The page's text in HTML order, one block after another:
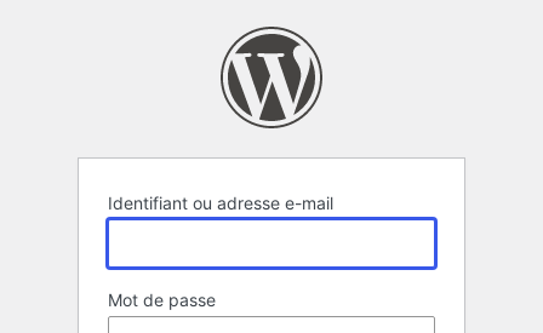
Identifiant ou adresse e-mail
Mot de passe